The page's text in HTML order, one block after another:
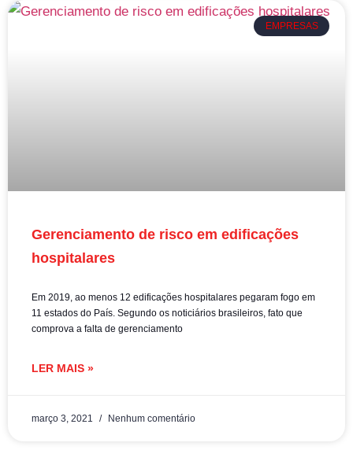
EMPRESAS
Gerenciamento de risco em edificações
hospitalares
Em 2019, ao menos 12 edificações hospitalares pegaram fogo em
11 estados do País. Segundo os noticiários brasileiros, fato que
comprova a falta de gerenciamento
LER MAIS »
março 3, 2021 Nenhum comentário